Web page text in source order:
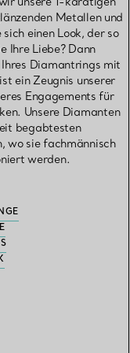
Metallen und
einen Look, der so
Ihre Liebe? Dann
Diamantrings mit
ein Zeugnis unserer
Engagements für
Unsere Diamanten
begabtesten
wo sie fachmännisch
werden.